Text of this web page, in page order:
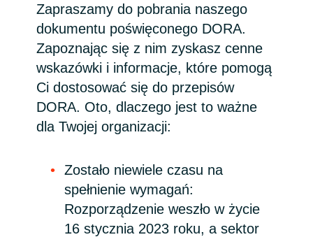
Czechia
Denmark
Estonia
France
Germany
Kariera
Channel partner
Kampanie
Ogólne warunki współpracy
Zapraszamy do pobrania naszego
dokumentu poświęconego DORA.
Zapoznając się z nim zyskasz cenne
wskazówki i informacje, które pomogą
Ci dostosować się do przepisów
DORA. Oto, dlaczego jest to ważne
dla Twojej organizacji:
Zostało niewiele czasu na
spełnienie wymagań:
Rozporządzenie weszło w życie
16 stycznia 2023 roku, a sektor